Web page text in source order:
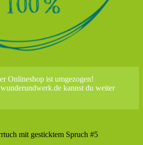
Onlineshop ist umgezogen!
kannst du weiter
mit gesticktem Spruch #5